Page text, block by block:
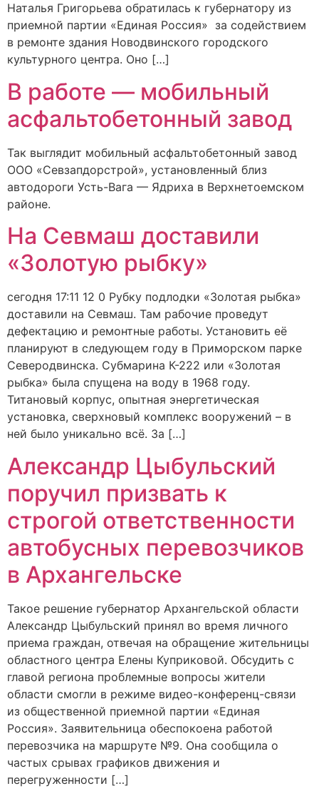
Наталья Григорьева обратилась к губернатору из
приемной партии «Единая Россия» за содействием
в ремонте здания Новодвинского городского
культурного центра. Оно […]
В работе — мобильный
асфальтобетонный завод
Так выглядит мобильный асфальтобетонный завод
ООО «Севзапдорстрой», установленный близ
автодороги Усть-Вага — Ядриха в Верхнетоемском
районе.
На Севмаш доставили
«Золотую рыбку»
сегодня 17:11 12 0 Рубку подлодки «Золотая рыбка»
доставили на Севмаш. Там рабочие проведут
дефектацию и ремонтные работы. Установить её
планируют в следующем году в Приморском парке
Северодвинска. Субмарина К-222 или «Золотая
рыбка» была спущена на воду в 1968 году.
Титановый корпус, опытная энергетическая
установка, сверхновый комплекс вооружений – в
ней было уникально всё. За […]
Александр Цыбульский
поручил призвать к
строгой ответственности
автобусных перевозчиков
в Архангельске
Такое решение губернатор Архангельской области
Александр Цыбульский принял во время личного
приема граждан, отвечая на обращение жительницы
областного центра Елены Куприковой. Обсудить с
главой региона проблемные вопросы жители
области смогли в режиме видео-конференц-связи
из общественной приемной партии «Единая
Россия». Заявительница обеспокоена работой
перевозчика на маршруте №9. Она сообщила о
частых срывах графиков движения и
перегруженности […]